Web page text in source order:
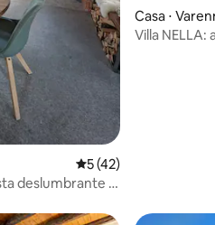
avaliações
5 de uma avaliação
5 (42)
deslumbrante e
Casa ⋅
Villa NELLA: